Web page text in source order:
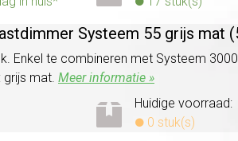
Systeem 55 grijs mat
Enkel te combineren met Systeem
mat. Meer informatie »
Huidige voorraad:
0 stuk(s)